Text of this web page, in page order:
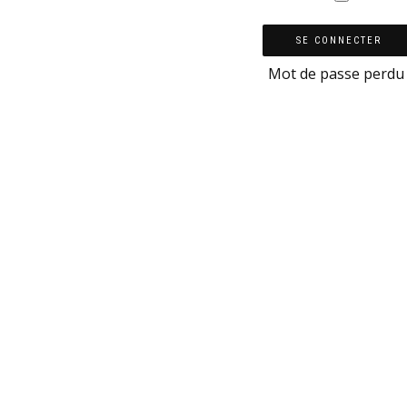
SE CONNECTER
Mot de passe perdu